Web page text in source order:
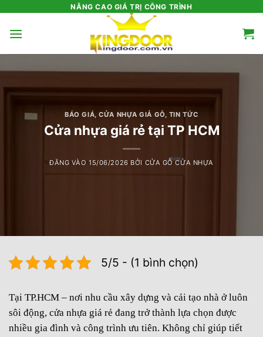
nội
NÂNG CAO GIÁ TRỊ CÔNG TRÌNH
BÁO GIÁ,CỬA NHỰA GIẢ GỖ, TIN TỨC
Cửa nhựa giá rẻ tại TP HCM
ĐĂNG VÀO15/06/2026 BỞI CỬA GỖ CỬA NHỰA
5/5 - (1 bình chọn)
Tại TP.HCM – nơi nhu cầu xây dựng và cải tạo nhà ở luôn
sôi động, cửa nhựa giá rẻ đang trở thành lựa chọn được
nhiều gia đình và công trình ưu tiên. Không chỉ giúp tiết